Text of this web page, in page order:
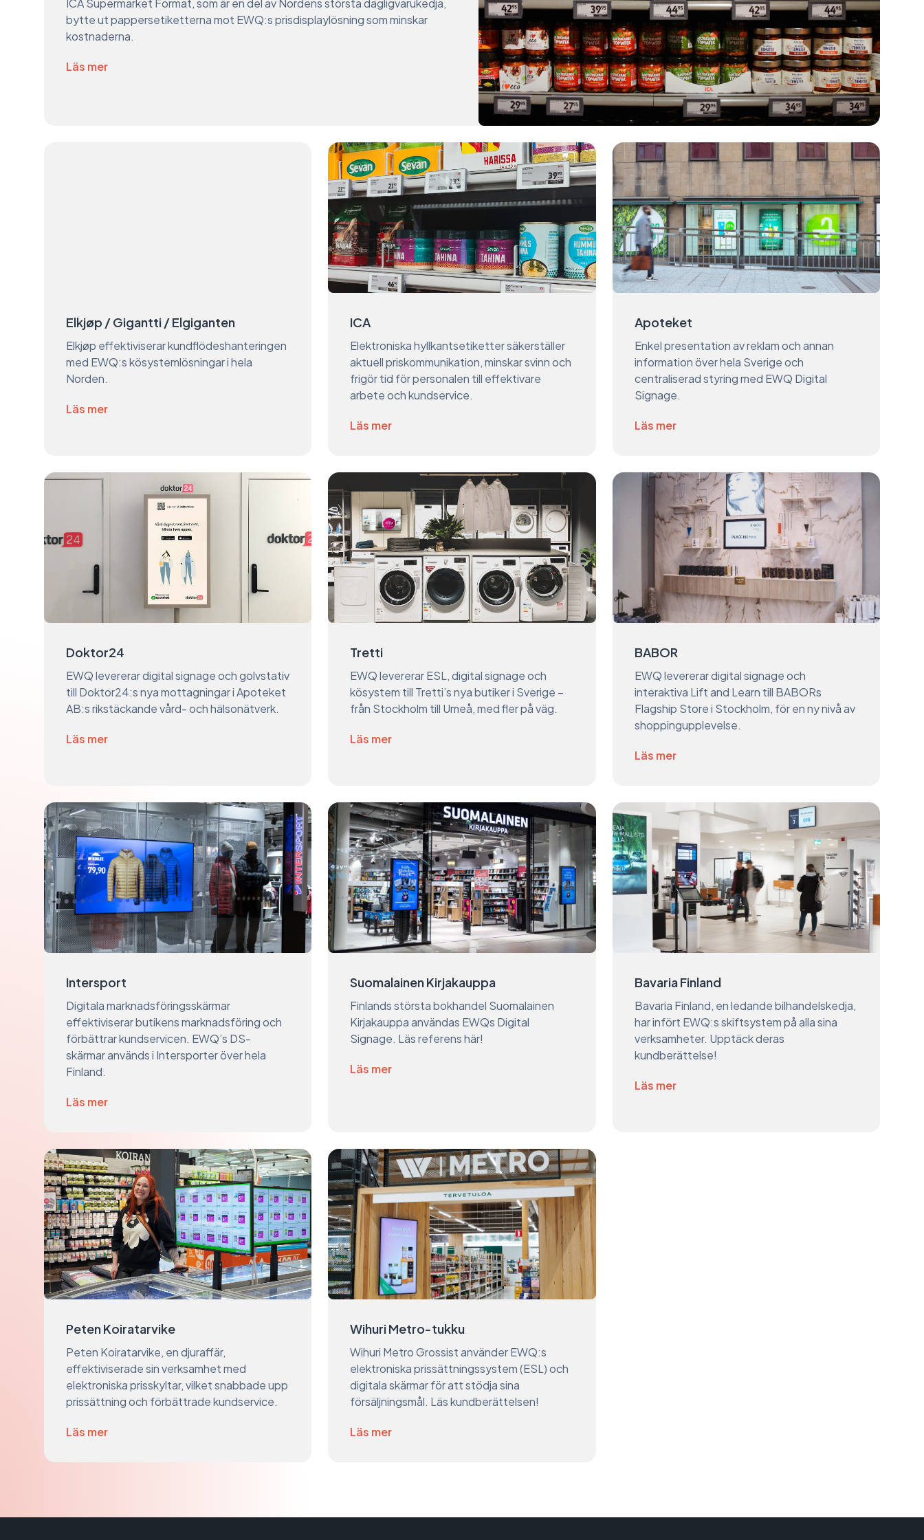
ICA Supermarket Format, som är en del av Nordens största dagligvarukedja,
bytte ut pappersetiketterna mot EWQ:s prisdisplaylösning som minskar
kostnaderna.
Läs mer
Elkjøp / Gigantti / Elgiganten
Elkjøp effektiviserar kundflödeshanteringen
med EWQ:s kösystemlösningar i hela
Norden.
Läs mer
ICA
Elektroniska hyllkantsetiketter säkerställer
aktuell priskommunikation, minskar svinn och
frigör tid för personalen till effektivare
arbete och kundservice.
Läs mer
Apoteket
Enkel presentation av reklam och annan
information över hela Sverige och
centraliserad styring med EWQ Digital
Signage.
Läs mer
Doktor24
EWQ levererar digital signage och golvstativ
till Doktor24:s nya mottagningar i Apoteket
AB:s rikstäckande vård- och hälsonätverk.
Läs mer
Tretti
EWQ levererar ESL, digital signage och
kösystem till Tretti’s nya butiker i Sverige –
från Stockholm till Umeå, med fler på väg.
Läs mer
BABOR
EWQ levererar digital signage och
interaktiva Lift and Learn till BABORs
Flagship Store i Stockholm, för en ny nivå av
shoppingupplevelse.
Läs mer
Intersport
Digitala marknadsföringsskärmar
effektiviserar butikens marknadsföring och
förbättrar kundservicen. EWQ’s DS-
skärmar används i Intersporter över hela
Finland.
Läs mer
Suomalainen Kirjakauppa
Finlands största bokhandel Suomalainen
Kirjakauppa användas EWQs Digital
Signage. Läs referens här!
Läs mer
Bavaria Finland
Bavaria Finland, en ledande bilhandelskedja,
har infört EWQ:s skiftsystem på alla sina
verksamheter. Upptäck deras
kundberättelse!
Läs mer
Peten Koiratarvike
Peten Koiratarvike, en djuraffär,
effektiviserade sin verksamhet med
elektroniska prisskyltar, vilket snabbade upp
prissättning och förbättrade kundservice.
Läs mer
Wihuri Metro-tukku
Wihuri Metro Grossist använder EWQ:s
elektroniska prissättningssystem (ESL) och
digitala skärmar för att stödja sina
försäljningsmål. Läs kundberättelsen!
Läs mer